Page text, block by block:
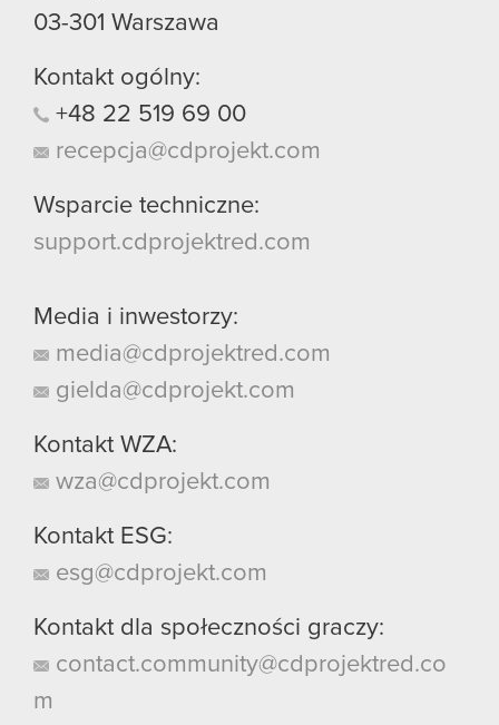
03-301 Warszawa
Kontakt ogólny:
+48 22 519 69 00
recepcja@cdprojekt.com
Wsparcie techniczne:
support.cdprojektred.com
Media i inwestorzy:
media@cdprojektred.com
gielda@cdprojekt.com
Kontakt WZA:
wza@cdprojekt.com
Kontakt ESG:
esg@cdprojekt.com
Kontakt dla społeczności graczy:
contact.community@cdprojektred.co
m